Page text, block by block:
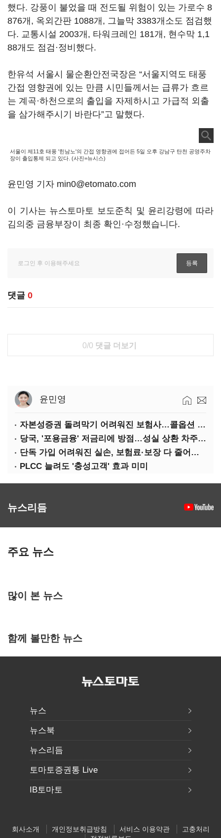
했다. 강풍이 불었을 때 전도될 위험이 있는 가로수 8
876개, 옥외간판 1088개, 그늘막 3383개소도 점검했
다. 교통시설 2003개, 타워크레인 181개, 현수막 1,1
88개도 점검·정비했다.
한유석 서울시 물순환안전국장은 “서울지역도 태풍
간접 영향권에 있는 만큼 시민들께서는 급류가 흐르
는 계곡·하천으로의 출입을 자제하시고 가급적 외출
을 삼가해주시기 바란다”고 말했다.
서울이 제11호 태풍 '힌남노'의 간접 영향권에 접어든 5일 오후 강남구 탄천 공영주차
장이 출입통제 되고 있다. (사진=뉴시스)
윤민영 기자 min0@etomato.com
이 기사는 뉴스토마토 보도준칙 및 윤리강령에 따라
김의중 금융부장이 최종 확인·수정했습니다.
댓글 0
0/0 댓글 더보기
윤민영
자본성증권 돌려막기 어려워진 보험사…콜옵션 부담 급증
당국, '포용금융' 저금리에 방점…성실 상환 차주는 '역차별'
단독 가입 어려워진 실손, 보험료·보장 다 줄어든 5세대는?
PLCC 늘려도 '충성고객' 효과 미미
뉴스리듬
주요 뉴스
많이 본 뉴스
함께 볼만한 뉴스
뉴스
뉴스북
뉴스리듬
토마토증권통 Live
IB토마토
회사소개 개인정보취급방침 서비스 이용약관
고충처리